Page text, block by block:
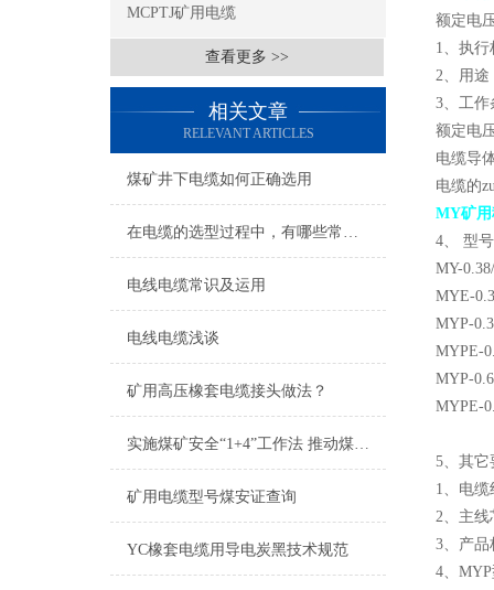
MCPTJ矿用电缆
查看更多 >>
相关文章
RELEVANT ARTICLES
煤矿井下电缆如何正确选用
在电缆的选型过程中，有哪些常见误区需要避免？
电线电缆常识及运用
电线电缆浅谈
矿用高压橡套电缆接头做法？
实施煤矿安全“1+4”工作法 推动煤矿安全发展
矿用电缆型号煤安证查询
YC橡套电缆用导电炭黑技术规范
额定电
1、执行
2、用途
3、工作
额定电
电缆导
电缆的
MY矿用
4、 型
MY-
MYE-
MYP-
MYPE-
MYP-
MYPE-
5、其它
1、电
2、主
3、产品
4、